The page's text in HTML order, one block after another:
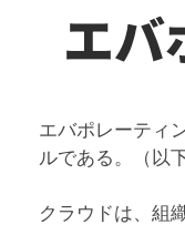
エバ
エバポレーティ
ルである。（以
クラウドは、組